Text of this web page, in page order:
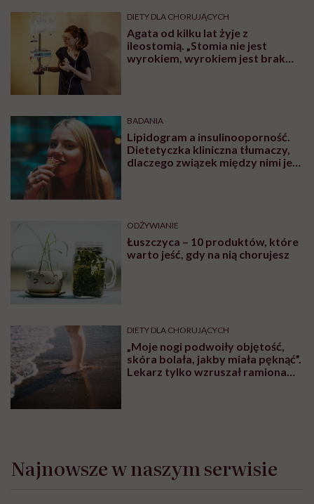
DIETY DLA CHORUJĄCYCH
Agata od kilku lat żyje z
ileostomią. „Stomia nie jest
wyrokiem, wyrokiem jest brak
BADANIA
Lipidogram a insulinooporność.
Dietetyczka kliniczna tłumaczy,
dlaczego związek między nimi jest
ODŻYWIANIE
Łuszczyca – 10 produktów, które
warto jeść, gdy na nią chorujesz
DIETY DLA CHORUJĄCYCH
„Moje nogi podwoiły objętość,
skóra bolała, jakby miała pęknąć”.
Lekarz tylko wzruszał ramionami:
Najnowsze w naszym serwisie